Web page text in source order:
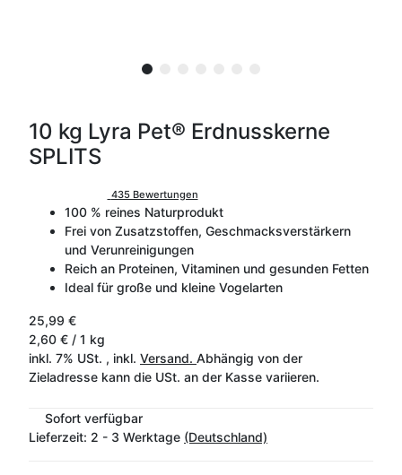
10 kg Lyra Pet® Erdnusskerne
SPLITS
435 Bewertungen
100 % reines Naturprodukt
Frei von Zusatzstoffen, Geschmacksverstärkern
und Verunreinigungen
Reich an Proteinen, Vitaminen und gesunden Fetten
Ideal für große und kleine Vogelarten
25,99 €
2,60 € / 1 kg
inkl. 7% USt. , inkl. Versand. Abhängig von der
Zieladresse kann die USt. an der Kasse variieren.
Sofort verfügbar
Lieferzeit: 2 - 3 Werktage (Deutschland)